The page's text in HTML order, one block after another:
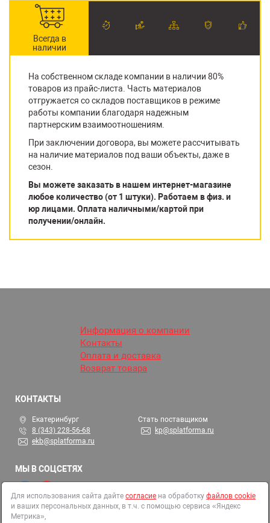
Всегда в
наличии
На собственном складе компании в наличии 80%
товаров из прайс-листа. Часть материалов
отгружается со складов поставщиков в режиме
работы компании благодаря надежным
партнерским взаимоотношениям.
При заключении договора, вы можете рассчитывать
на наличие материалов под ваши объекты, даже в
сезон.
Вы можете заказать в нашем интернет-магазине
любое количество (от 1 штуки). Работаем в физ. и
юр лицами. Оплата наличными/картой при
получении/онлайн.
Информация о компании
Контакты
Оплата и доставка
Возврат товара
КОНТАКТЫ
Екатеринбург
8 (343) 228-56-68
ekb@splatforma.ru
Стать поставщиком
kp@splatforma.ru
МЫ В СОЦСЕТЯХ
© 2002-2026 СтройПлатформа
Для использования сайта дайтесогласие на обработкуфайлов cookie
и ваших персональных данных, в т.ч. с помощью сервиса «Яндекс
Метрика»,